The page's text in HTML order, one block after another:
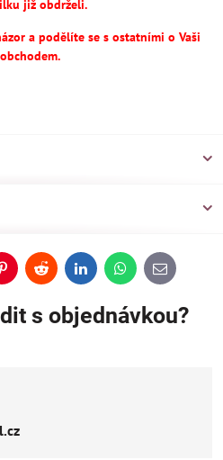
již obdrželi.
a podělíte se s ostatními o Vaši
PinterestReddit LinkedInWhatsApp
E-
mail
s objednávkou?